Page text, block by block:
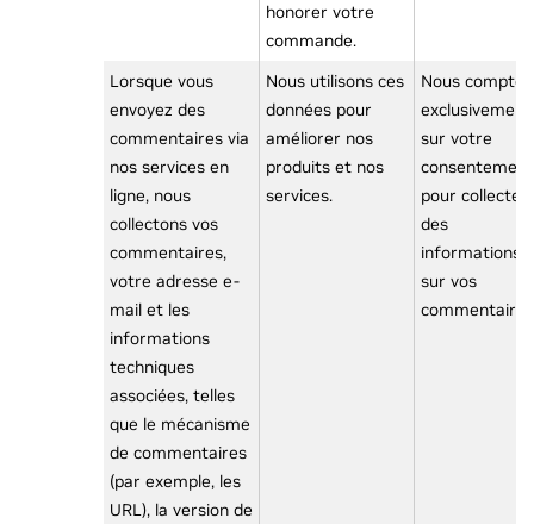
honorer votre
commande.
Lorsque vous
envoyez des
commentaires via
nos services en
ligne, nous
collectons vos
commentaires,
votre adresse e-
mail et les
informations
techniques
associées, telles
que le mécanisme
de commentaires
(par exemple, les
URL), la version de
Nous utilisons ces
données pour
améliorer nos
produits et nos
services.
Nous
exclusivement
sur votre
consentement
pour collecter
des
informations
sur vos